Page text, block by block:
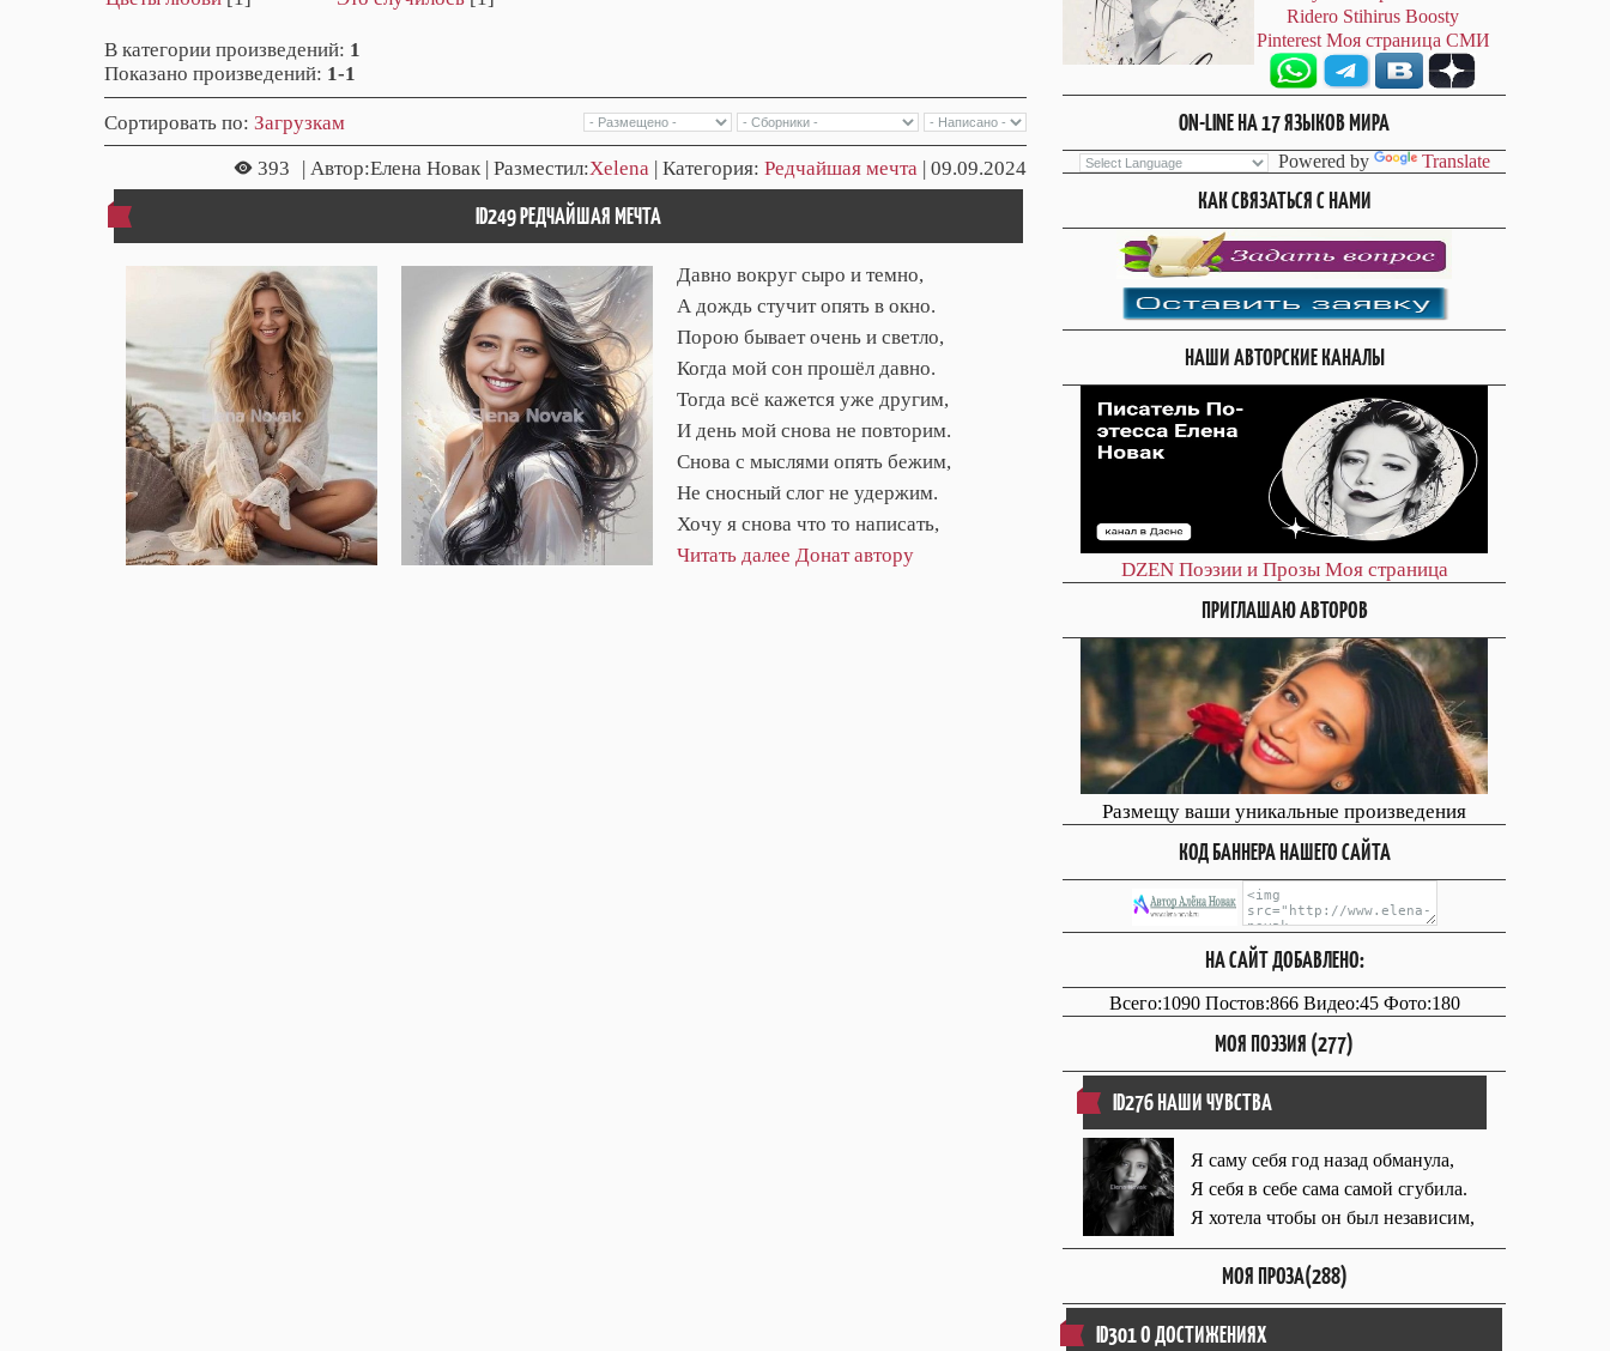
В категории произведений: 1
Показано произведений: 1-1
Сортировать по: Загрузкам
393 | Автор:Елена Новак | Разместил:Xelena | Категория: Редчайшая мечта | 09.09.2024
ID249 РЕДЧАЙШАЯ МЕЧТА
Давно вокруг сыро и темно,
А дождь стучит опять в окно.
Порою бывает очень и светло,
Когда мой сон прошёл давно.
Тогда всё кажется уже другим,
И день мой снова не повторим.
Снова с мыслями опять бежим,
Не сносный слог не удержим.
Хочу я снова что то написать,
Читать далее Донат автору
Ridero Stihirus Boosty
Pinterest Моя страница СМИ
ON-LINE НА 17 ЯЗЫКОВ МИРА
Powered by Translate
КАК СВЯЗАТЬСЯ С НАМИ
НАШИ АВТОРСКИЕ КАНАЛЫ
DZEN Поэзии и Прозы Моя страница
ПРИГЛАШАЮ АВТОРОВ
Размещу ваши уникальные произведения
КОД БАННЕРА НАШЕГО САЙТА
НА САЙТ ДОБАВЛЕНО:
Всего:1090 Постов:866 Видео:45 Фото:180
МОЯ ПОЭЗИЯ (277)
ID276 НАШИ ЧУВСТВА
Я саму себя год назад обманула,
Я себя в себе сама самой сгубила.
Я хотела чтобы он был независим,
МОЯ ПРОЗА(288)
ID301 О ДОСТИЖЕНИЯХ